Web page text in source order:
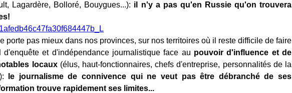
Lagardère, Bolloré, Bouygues...): il n'y a pas qu'en Russie qu'on trouvera
porte pas mieux dans nos provinces, sur nos territoires où il reste difficile de faire
d'enquête et d'indépendance journalistique face au pouvoir d'influence et de
locaux(élus, haut-fonctionnaires, chefs d'entreprise, personnalités de la
le journalisme de connivence qui ne veut pas être débranché de ses
trouve rapidement ses limites...